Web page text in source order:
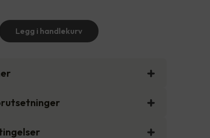
Legg i handlekurv